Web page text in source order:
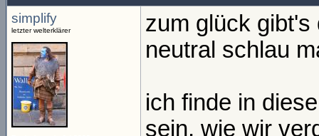
simplify
letzter welterklärer
zum glück
neutral schlau
ich finde in
sein, wie wir